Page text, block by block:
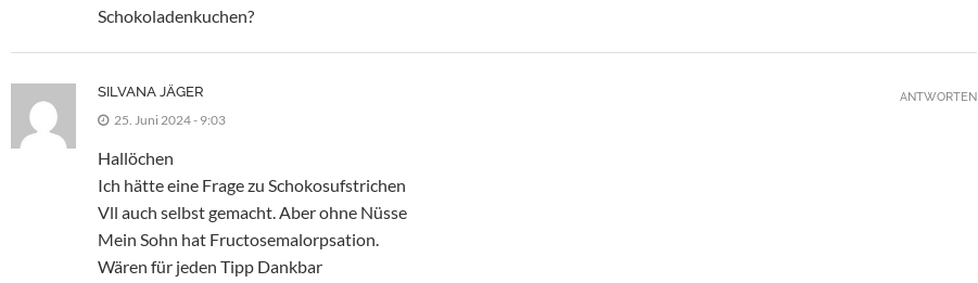
Schokoladenkuchen?
SILVANA JÄGER
25. Juni 2024 - 9:03
Hallöchen
Ich hätte eine Frage zu Schokosufstrichen
Vll auch selbst gemacht. Aber ohne Nüsse
Mein Sohn hat Fructosemalorpsation.
Wären für jeden Tipp Dankbar
ANTWORTEN